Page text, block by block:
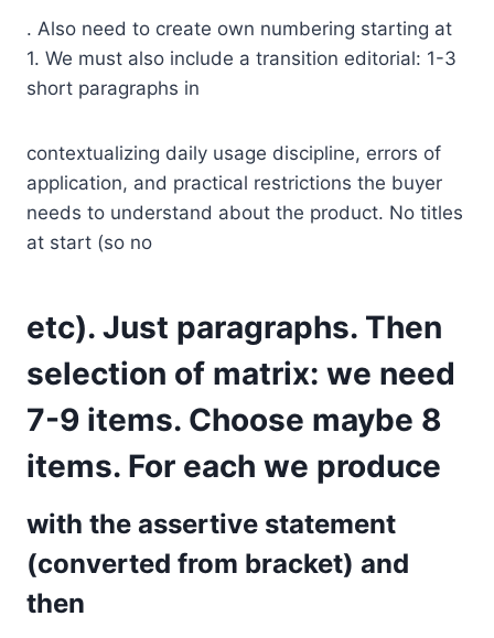
. Also need to create own numbering starting at
1. We must also include a transition editorial: 1-3
short paragraphs in
contextualizing daily usage discipline, errors of
application, and practical restrictions the buyer
needs to understand about the product. No titles
at start (so no
etc). Just paragraphs. Then
selection of matrix: we need
7-9 items. Choose maybe 8
items. For each we produce
with the assertive statement
(converted from bracket) and
then